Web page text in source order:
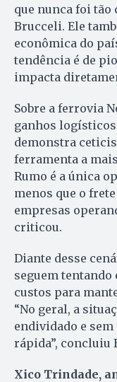
que nunca foi tão
Brucceli. Ele
econômica do
tendência é de
impacta
Sobre a ferrovia
ganhos
demonstra
ferramenta a
Rumo é a única
menos que o
empresas
criticou.
Diante desse
seguem
custos para
“No geral, a
endividado e
rápida”, concluiu
Xico Trindade,